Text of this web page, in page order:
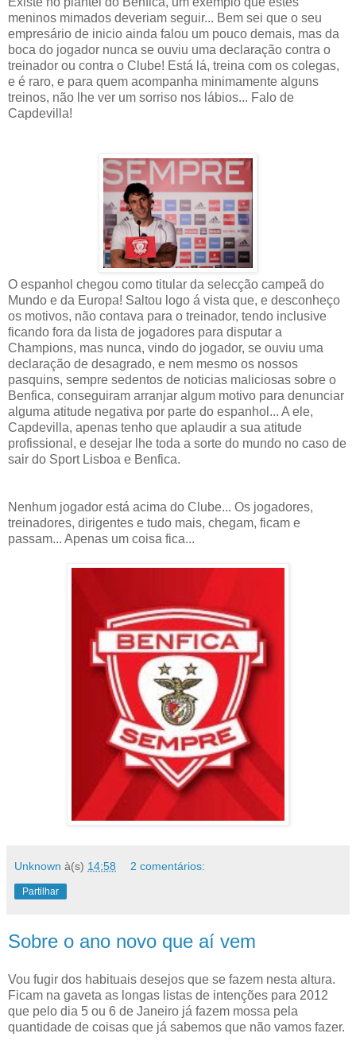
meninos mimados deveriam seguir... Bem sei que o seu
empresário de inicio ainda falou um pouco demais, mas da
boca do jogador nunca se ouviu uma declaração contra o
treinador ou contra o Clube! Está lá, treina com os colegas,
e é raro, e para quem acompanha minimamente alguns
treinos, não lhe ver um sorriso nos lábios... Falo de
Capdevilla!
O espanhol chegou como titular da selecção campeã do
Mundo e da Europa! Saltou logo á vista que, e desconheço
os motivos, não contava para o treinador, tendo inclusive
ficando fora da lista de jogadores para disputar a
Champions, mas nunca, vindo do jogador, se ouviu uma
declaração de desagrado, e nem mesmo os nossos
pasquins, sempre sedentos de noticias maliciosas sobre o
Benfica, conseguiram arranjar algum motivo para denunciar
alguma atitude negativa por parte do espanhol... A ele,
Capdevilla, apenas tenho que aplaudir a sua atitude
profissional, e desejar lhe toda a sorte do mundo no caso de
sair do Sport Lisboa e Benfica.
Nenhum jogador está acima do Clube... Os jogadores,
treinadores, dirigentes e tudo mais, chegam, ficam e
passam... Apenas um coisa fica...
Unknown à(s) 14:58 2 comentários:
Partilhar
Sobre o ano novo que aí vem
Vou fugir dos habituais desejos que se fazem nesta altura.
Ficam na gaveta as longas listas de intenções para 2012
que pelo dia 5 ou 6 de Janeiro já fazem mossa pela
quantidade de coisas que já sabemos que não vamos fazer.